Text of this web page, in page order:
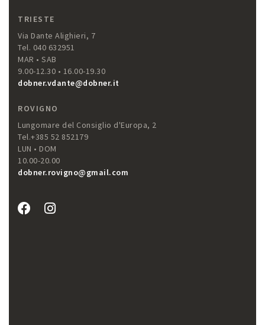
TRIESTE
Via Dante Alighieri, 7
Tel. 040 632951
MAR • SAB
9.00-12.30 • 16.00-19.30
dobner.vdante@dobner.it
ROVIGNO
Lungomare del Consiglio d'Europa, 2
Tel.+385 52 852179
LUN • DOM
10.00-20.00
dobner.rovigno@gmail.com